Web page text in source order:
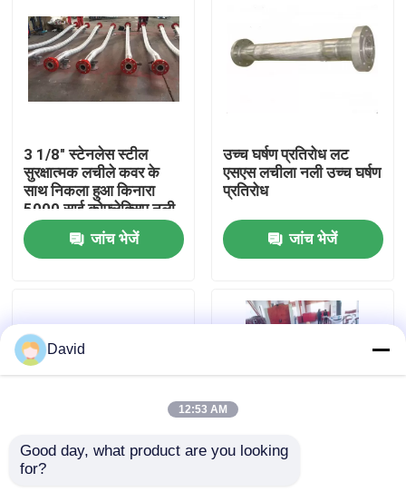
उत्पाद
हमारे बारे में
फैक्टरी यात्रा
गुणवत्ता नियंत्रण
हमसे संपर्क करें
समाचार
सभी मामलों
3 1/8" स्टेनलेस स्टील
सुरक्षात्मक लचीले कवर के
साथ निकला हुआ किनारा
5000 साई कोफ्लेक्सिप नली
जांच भेजें
उच्च घर्षण प्रतिरोध लट
एसएस लचीला नली उच्च घर्षण
प्रतिरोध
जांच भेजें
3 1/8"-5000 पीएसआई
David
12:53 AM
Good day, what product are you looking
for?